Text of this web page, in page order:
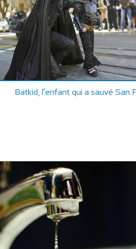
Batkid, l'enfant qui a sauvé San